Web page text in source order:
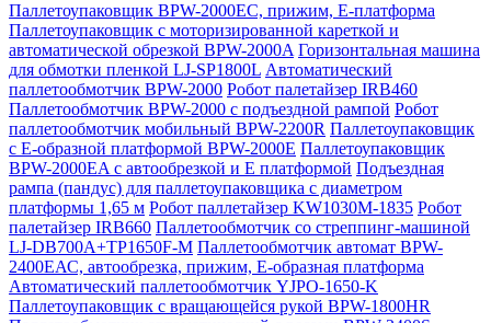
Паллетоупаковщик BPW-2000EC, прижим, Е-платформа
Паллетоупаковщик с моторизированной кареткой и
автоматической обрезкой BPW-2000A Горизонтальная машина
для обмотки пленкой LJ-SP1800L Автоматический
паллетообмотчик BPW-2000 Робот палетайзер IRB460
Паллетообмотчик BPW-2000 с подъездной рампой Робот
паллетообмотчик мобильный BPW-2200R Паллетоупаковщик
с Е-образной платформой BPW-2000E Паллетоупаковщик
BPW-2000EA с автообрезкой и Е платформой Подъездная
рампа (пандус) для паллетоупаковщика с диаметром
платформы 1,65 м Робот паллетайзер KW1030M-1835 Робот
палетайзер IRB660 Паллетообмотчик со стреппинг-машиной
LJ-DB700A+TP1650F-M Паллетообмотчик автомат BPW-
2400ЕАС, автообрезка, прижим, Е-образная платформа
Автоматический паллетообмотчик YJPO-1650-K
Паллетоупаковщик с вращающейся рукой BPW-1800HR